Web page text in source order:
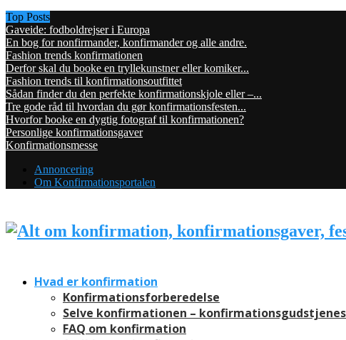
Top Posts
Gaveide: fodboldrejser i Europa
En bog for nonfirmander, konfirmander og alle andre.
Fashion trends konfirmationen
Derfor skal du booke en tryllekunstner eller komiker...
Fashion trends til konfirmationsoutfittet
Sådan finder du den perfekte konfirmationskjole eller –...
Tre gode råd til hvordan du gør konfirmationsfesten...
Hvorfor booke en dygtig fotograf til konfirmationen?
Personlige konfirmationsgaver
Konfirmationsmesse
Annoncering
Om Konfirmationsportalen
Hvad er konfirmation
Konfirmationsforberedelse
Selve konfirmationen –
FAQ om konfirmation